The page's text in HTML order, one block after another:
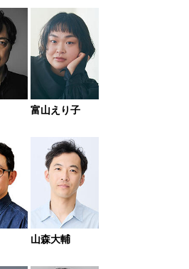
富山えり子
山森大輔